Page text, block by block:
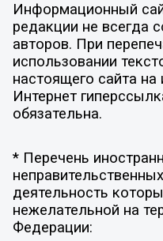
Информационный
редакции не всегда
авторов. При
использовании
настоящего сайта на
Интернет
обязательна.
* Перечень
деятельность
нежелательной на
Федерации: